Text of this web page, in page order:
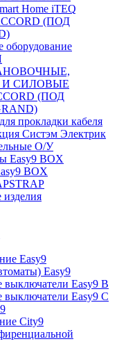
Home iTEQ
(ПОД
оборудование
И СИЛОВЫЕ
(ПОД
прокладки кабеля
Систэм Электрик
О/У
Easy9 BOX
BOX
изделия
Easy9
Easy9
выключатели Easy9 В
выключатели Easy9 С
City9